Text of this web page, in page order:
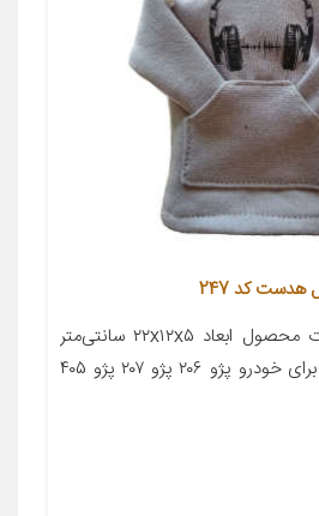
کد 247
معرفی محصول جزئیات محصول ابعاد ۲۲x۱۲x۵ سانتی‌متر
جنس ویسکوز مناسب برای خودرو پژو ۲۰۶ پژو ۲۰۷ پژو ۴۰۵